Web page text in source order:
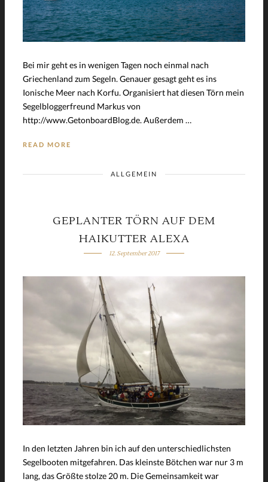
Bei mir geht es in wenigen Tagen noch einmal nach
Griechenland zum Segeln. Genauer gesagt geht es ins
Ionische Meer nach Korfu. Organisiert hat diesen Törn mein
Segelbloggerfreund Markus von
http://www.GetonboardBlog.de. Außerdem …
READ MORE
ALLGEMEIN
GEPLANTER TÖRN AUF DEM
HAIKUTTER ALEXA
12. September 2017
In den letzten Jahren bin ich auf den unterschiedlichsten
Segelbooten mitgefahren. Das kleinste Bötchen war nur 3 m
lang, das Größte stolze 20 m. Die Gemeinsamkeit war